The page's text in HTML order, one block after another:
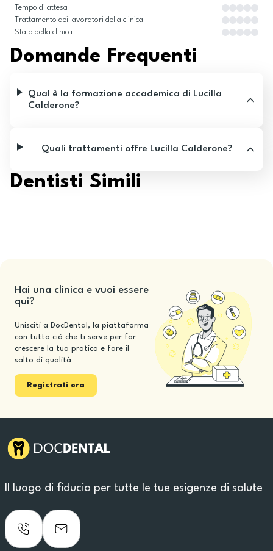
Tempo di attesa
Trattamento dei lavoratori della clinica
Stato della clinica
Domande Frequenti
Qual è la formazione accademica di Lucilla
Calderone?
Quali trattamenti offre Lucilla Calderone?
Dentisti Simili
Hai una clinica e vuoi essere
qui?
Unisciti a DocDental, la piattaforma
con tutto ciò che ti serve per far
crescere la tua pratica e fare il
salto di qualità
Registrati ora
Il luogo di fiducia per tutte le tue esigenze di salute